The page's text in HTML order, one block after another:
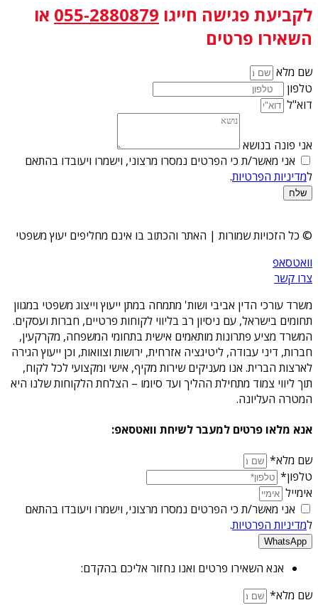
לקביעת פגישה חייגו 055-2880879 או
השאירו פרטים
שם מלא
טלפון
דוא"ל
אני פונה בנושא
אני מאשר/ת כי הפרטים נמסרו מרצוני, וישמרו ויעובדו בהתאם
למדיניות הפרטיות.
שלח
© כל הזכויות שמורות | האתר והכתוב בו אינם מחליפים יעוץ משפטי
וואטסאפ
צרו קשר
משרד עורכי הדין אביבי ושות' מתמחה במתן ייעוץ וייצוג משפטי במגוון
תחומים בישראל, עם ניסיון רב בליווי לקוחות פרטיים, חברות ועסקים.
המשרד מציע פתרונות מותאמים אישית בתחומי המשפחה, מקרקעין,
חברות, דיני עבודה, ליטיגציה אזרחית, ירושות וצוואות, וכן ייעוץ הגירה
לארצות הברית. אנו מעניקים שירות מקיף, אישי ומקצועי לכל לקוח,
תוך ליווי צמוד מתחילת ההליך ועד סיומו – הצלחת הלקוחות שלנו היא
המטרה העליונה.
אנא מלאו פרטים למעבר לשיחת וואטסאפ:
שם מלא*
טלפון*
אימייל
אני מאשר/ת כי הפרטים נמסרו מרצוני, וישמרו ויעובדו בהתאם
למדיניות הפרטיות.
WhatsApp
אנא השאירו פרטים ואנו נחזור אליכם בהקדם:
שם מלא*